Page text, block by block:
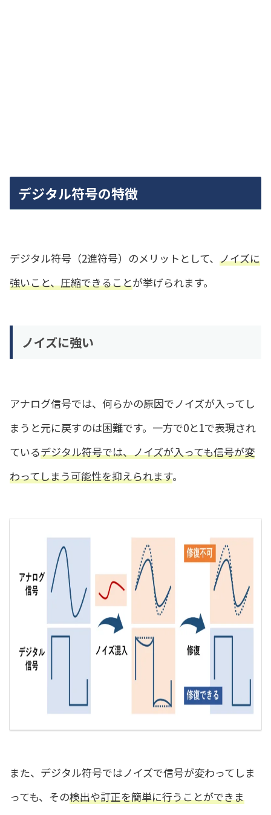
デジタル符号の特徴
デジタル符号（2進符号）のメリットとして、 ノイズに
強いこと、圧縮できることが挙げられます。
ノイズに強い
アナログ信号では、何らかの原因でノイズが入ってし
まうと元に戻すのは困難です。一方で0と1で表現され
ているデジタル符号では、ノイズが入っても信号が変
わってしまう可能性を抑えられます。
また、デジタル符号ではノイズで信号が変わってしま
っても、その検出や訂正を簡単に行うことができま